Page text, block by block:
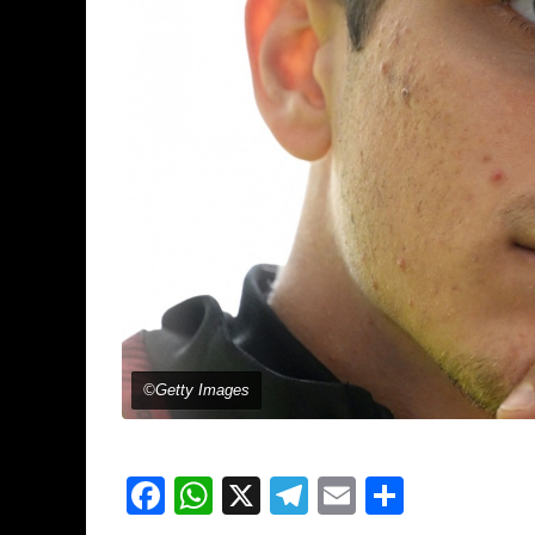
©Getty Images
Facebook
WhatsApp
X Telegram
Email